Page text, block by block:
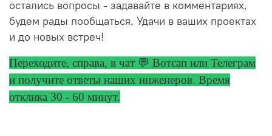
остались вопросы - задавайте в комментариях,
будем рады пообщаться. Удачи в ваших проектах
и до новых встреч!
Переходите, справа, в чат 💬 Вотсап или Телеграм
и получите ответы наших инженеров. Время
отклика 30 - 60 минут.